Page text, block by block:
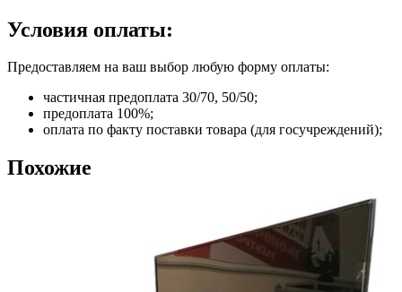
Условия оплаты:
Предоставляем на ваш выбор любую форму оплаты:
частичная предоплата 30/70, 50/50;
предоплата 100%;
оплата по факту поставки товара (для госучреждений);
Похожие